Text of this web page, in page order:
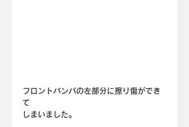
フロントバンパの左部分に擦り傷ができ
て
しまいました。